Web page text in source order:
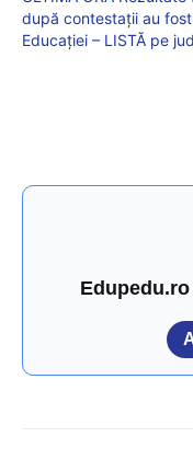
după contestații au
Educației – LISTĂ pe